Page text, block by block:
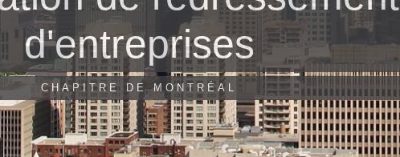
d'entreprises
CHAPITRE DE MONTRÉAL